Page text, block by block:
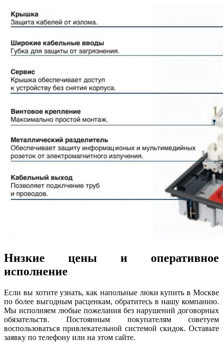
Низкие цены и оперативное
исполнение
Если вы хотите узнать, как напольные люки купить в Москве
по более выгодным расценкам, обратитесь в нашу компанию.
Мы исполняем любые пожелания без нарушений договорных
обязательств. Постоянным покупателям советуем
воспользоваться привлекательной системой скидок. Оставьте
заявку по телефону или на этом сайте.